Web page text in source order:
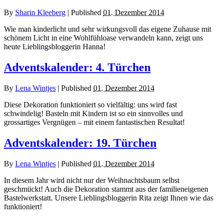
By Sharin Kleeberg | Published 01. Dezember 2014
Wie man kinderlicht und sehr wirkungsvoll das eigene Zuhause mit
schönem Licht in eine Wohlfühloase verwandeln kann, zeigt uns
heute Lieblingsbloggerin Hanna!
Adventskalender: 4. Türchen
By Lena Wintjes | Published 01. Dezember 2014
Diese Dekoration funktioniert so vielfältig: uns wird fast
schwindelig! Basteln mit Kindern ist so ein sinnvolles und
grossartiges Vergnügen – mit einem fantastischen Resultat!
Adventskalender: 19. Türchen
By Lena Wintjes | Published 01. Dezember 2014
In diesem Jahr wird nicht nur der Weihnachtsbaum selbst
geschmückt! Auch die Dekoration stammt aus der familieneigenen
Bastelwerkstatt. Unsere Lieblingsbloggerin Rita zeigt Ihnen wie das
funktioniert!